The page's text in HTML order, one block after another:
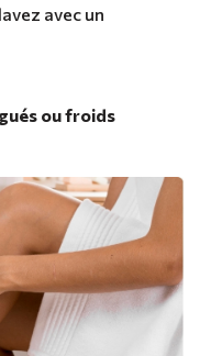
avec un
ou froids